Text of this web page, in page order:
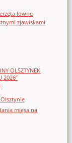
łowne
zjawiskami
OLSZTYNEK
2026”
mięsa na